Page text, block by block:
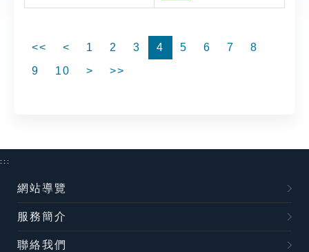
<< < 1 2 3 4 5 6 7
8
9
10 > >>
:::
網站導覽
服務簡介
聯絡我們